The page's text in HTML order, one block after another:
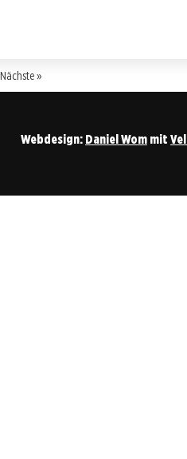
Nächste »
Webdesign: Daniel Wom mit